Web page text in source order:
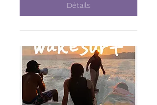
Détails